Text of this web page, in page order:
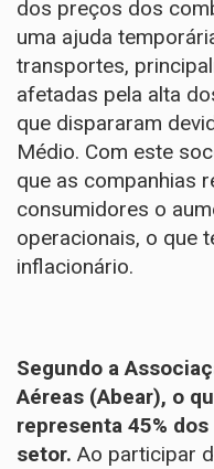
dos preços dos
uma ajuda
transportes,
afetadas pela alta
que dispararam
Médio. Com este
que as companhias
consumidores o
operacionais, o que
inflacionário.
Segundo a
Aéreas (Abear), o
representa 45%
setor. Ao participar